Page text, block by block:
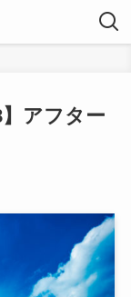
】アフター